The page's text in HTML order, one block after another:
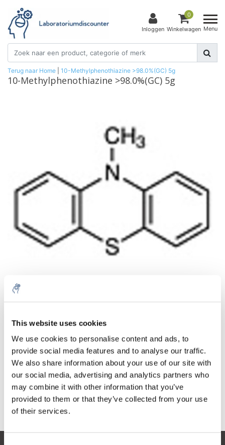
This website uses cookies
We use cookies to personalise content and ads, to
provide social media features and to analyse our traffic.
We also share information about your use of our site with
our social media, advertising and analytics partners who
may combine it with other information that you’ve
provided to them or that they’ve collected from your use
of their services.
Inloggen
0
Winkelwagen Menu
Terug naar Home 10-Methylphenothiazine >98.0%(GC) 5g
10-Methylphenothiazine >98.0%(GC) 5g
1 Stuk Excl. btw
€83,48
Incl. btw
Toevoegen aan winkelwagen
Informatie